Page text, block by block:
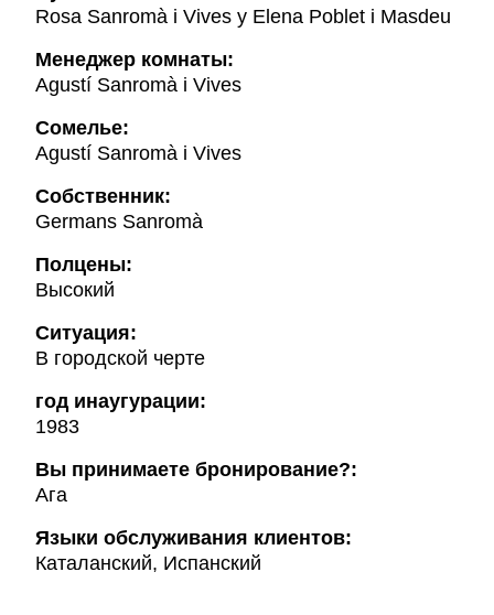
Rosa Sanromà i Vives y Elena Poblet i Masdeu
Менеджер комнаты:
Agustí Sanromà i Vives
Cомелье:
Agustí Sanromà i Vives
Собственник:
Germans Sanromà
Полцены:
Высокий
Ситуация:
В городской черте
год инаугурации:
1983
Вы принимаете бронирование?:
Ага
Языки обслуживания клиентов:
Каталанский, Испанский